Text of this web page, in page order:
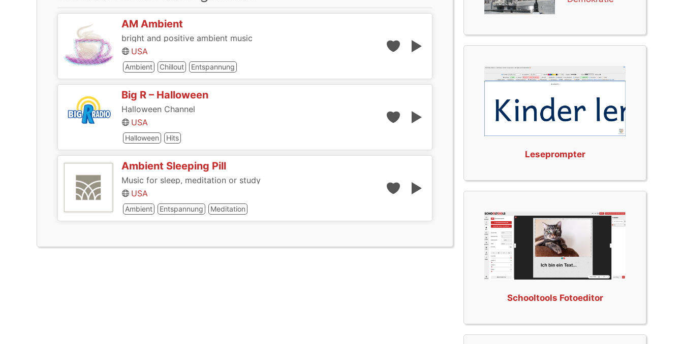
AM Ambient
bright and positive ambient music
USA
Ambient Chillout Entspannung
Big R – Halloween
Halloween Channel
USA
Halloween Hits
Ambient Sleeping Pill
Music for sleep, meditation or study
USA
Ambient Entspannung Meditation
Leseprompter
Schooltools Fotoeditor